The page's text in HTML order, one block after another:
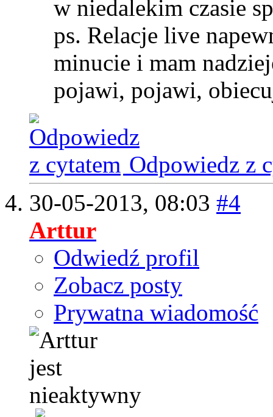
w niedalekim czasie
ps. Relacje live
minucie i mam
pojawi, pojawi,
Odpowiedz z
30-05-2013, 08:03 #4
Arttur
Odwiedź profil
Zobacz posty
Prywatna wiadomość